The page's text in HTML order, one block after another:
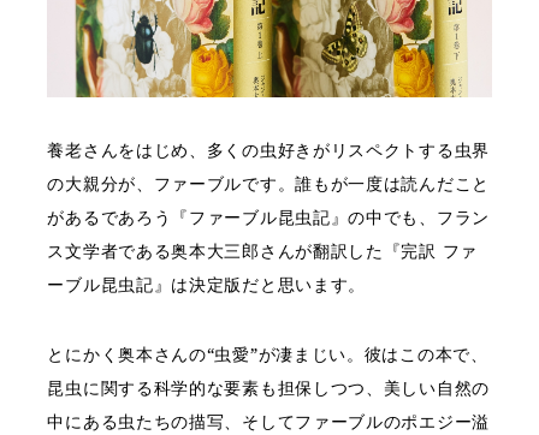
養老さんをはじめ、多くの虫好きがリスペクトする虫界
の大親分が、ファーブルです。誰もが一度は読んだこと
があるであろう『ファーブル昆虫記』の中でも、フラン
ス文学者である奥本大三郎さんが翻訳した『完訳 ファ
ーブル昆虫記』は決定版だと思います。
とにかく奥本さんの“虫愛”が凄まじい。彼はこの本で、
昆虫に関する科学的な要素も担保しつつ、美しい自然の
中にある虫たちの描写、そしてファーブルのポエジー溢